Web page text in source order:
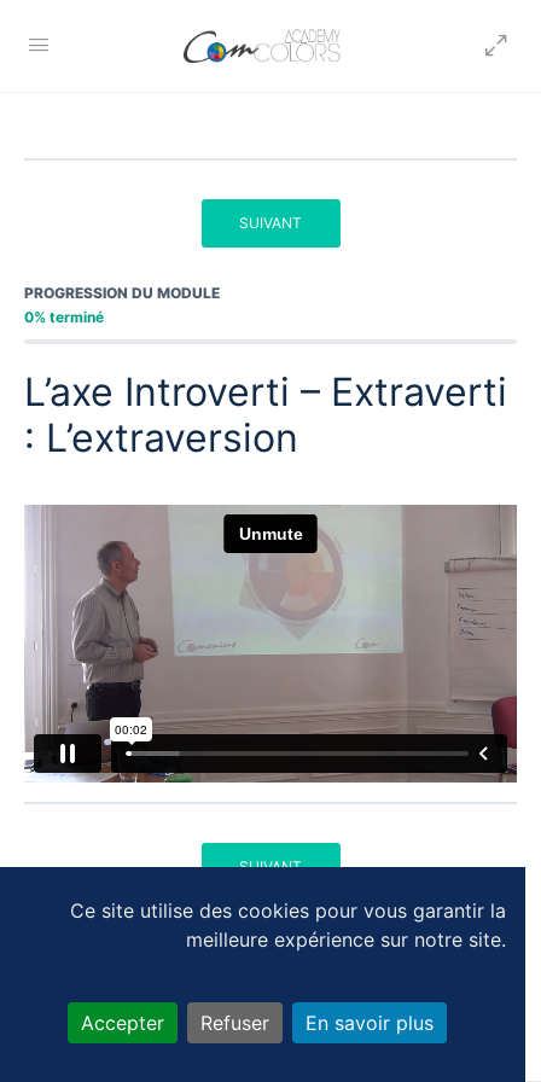
Ce site utilise des cookies pour vous garantir la
meilleure expérience sur notre site.
Accepter Refuser En savoir plus
PROGRESSION DU MODULE
0% terminé
SUIVANT
L’axe Introverti – Extraverti
: L’extraversion
PROGRESSION DU MODULE
SUIVANT